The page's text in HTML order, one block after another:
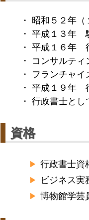
・ 昭和５２年
・ 平成１３年
・ 平成１６年
・ コンサルテ
・ フランチャ
・ 平成１９年
・ 行政書士と
資格
行政書士資
ビジネス実
博物館学芸